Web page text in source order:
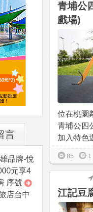
言
品牌-悅
元享4
序號
店台中
青埔公
戲場)
位在桃園
青埔公四
加入特色
85 1
江記豆